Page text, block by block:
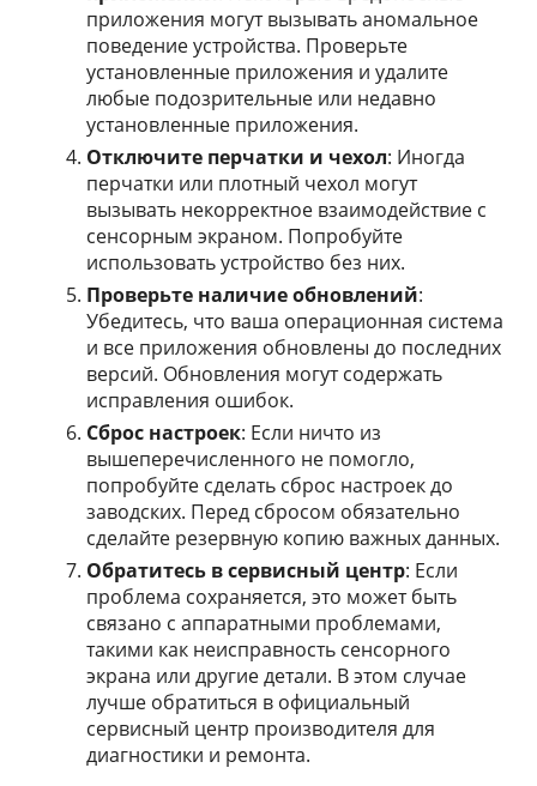
приложения могут вызывать аномальное
поведение устройства. Проверьте
установленные приложения и удалите
любые подозрительные или недавно
установленные приложения.
Отключите перчатки и чехол: Иногда
перчатки или плотный чехол могут
вызывать некорректное взаимодействие с
сенсорным экраном. Попробуйте
использовать устройство без них.
Проверьте наличие обновлений:
Убедитесь, что ваша операционная система
и все приложения обновлены до последних
версий. Обновления могут содержать
исправления ошибок.
Сброс настроек: Если ничто из
вышеперечисленного не помогло,
попробуйте сделать сброс настроек до
заводских. Перед сбросом обязательно
сделайте резервную копию важных данных.
Обратитесь в сервисный центр: Если
проблема сохраняется, это может быть
связано с аппаратными проблемами,
такими как неисправность сенсорного
экрана или другие детали. В этом случае
лучше обратиться в официальный
сервисный центр производителя для
диагностики и ремонта.